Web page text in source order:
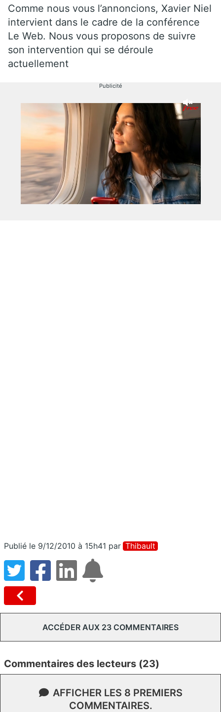
Comme nous vous l’annoncions, Xavier Niel
intervient dans le cadre de la conférence
Le Web. Nous vous proposons de suivre
son intervention qui se déroule
actuellement
Publicité
Publié le 9/12/2010 à 15h41 par Thibault
ACCÉDER AUX 23 COMMENTAIRES
Commentaires des lecteurs (23)
AFFICHER LES 8 PREMIERS
COMMENTAIRES.